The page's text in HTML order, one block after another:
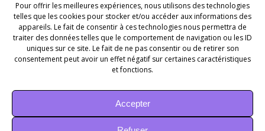
Pour offrir les meilleures expériences, nous utilisons des technologies
telles que les cookies pour stocker et/ou accéder aux informations des
appareils. Le fait de consentir à ces technologies nous permettra de
traiter des données telles que le comportement de navigation ou les ID
uniques sur ce site. Le fait de ne pas consentir ou de retirer son
consentement peut avoir un effet négatif sur certaines caractéristiques
et fonctions.
Accepter
ENVOYER